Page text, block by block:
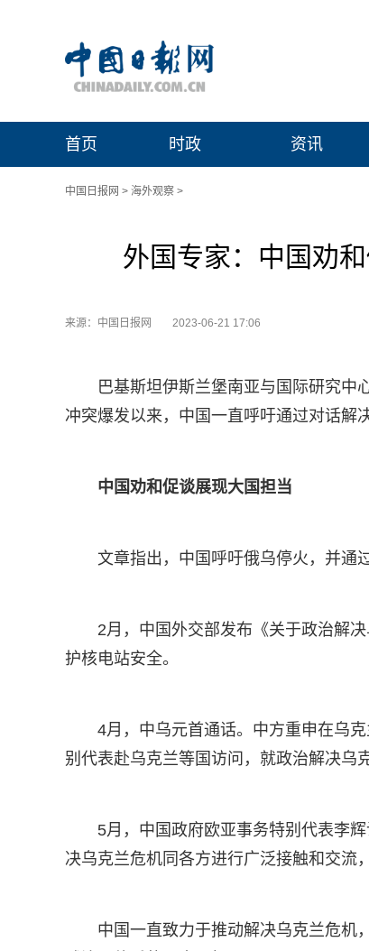
首页 时政 资讯
中国日报网 > 海外观察 >
外国专家：中国劝
来源：中国日报网 2023-06-21 17:06
巴基斯坦伊斯兰堡南亚与国际研究中
冲突爆发以来，中国一直呼吁通过对话解
中国劝和促谈展现大国担当
文章指出，中国呼吁俄乌停火，并通
2月，中国外交部发布《关于政治解
护核电站安全。
4月，中乌元首通话。中方重申在乌
别代表赴乌克兰等国访问，就政治解决乌
5月，中国政府欧亚事务特别代表李
决乌克兰危机同各方进行广泛接触和交流
中国一直致力于推动解决乌克兰危机